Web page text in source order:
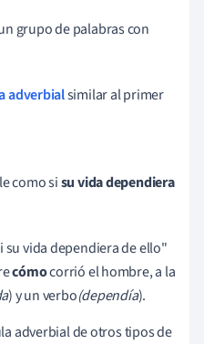
grupo de palabras con
adverbialsimilar al primer
como sisu vida dependiera
su vida dependiera de ello"
cómocorrió el hombre, a la
) y un verbo(dependía).
adverbial de otros tipos de